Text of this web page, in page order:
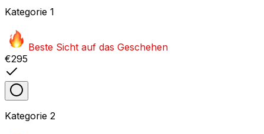
Kategorie 1
Beste Sicht auf das Geschehen
€295
Kategorie 2